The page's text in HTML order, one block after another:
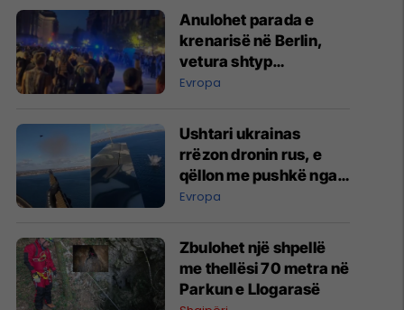
ose jo të plota
Anulohet parada e
krenarisë në Berlin,
vetura shtyp
pjesëmarrësit –
lënduar
Evropa
Ushtari ukrainas
rrëzon dronin rus, e
qëllon me pushkë nga
kabina e aeroplanit
Evropa
Zbulohet një shpellë
me thellësi 70 metra në
Parkun e Llogarasë